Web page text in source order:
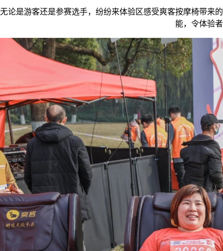
无论是游客还是参赛选手，纷纷来体验区感受爽客按摩椅带来
能，令体验